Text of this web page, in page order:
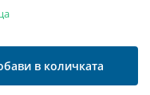
в количката